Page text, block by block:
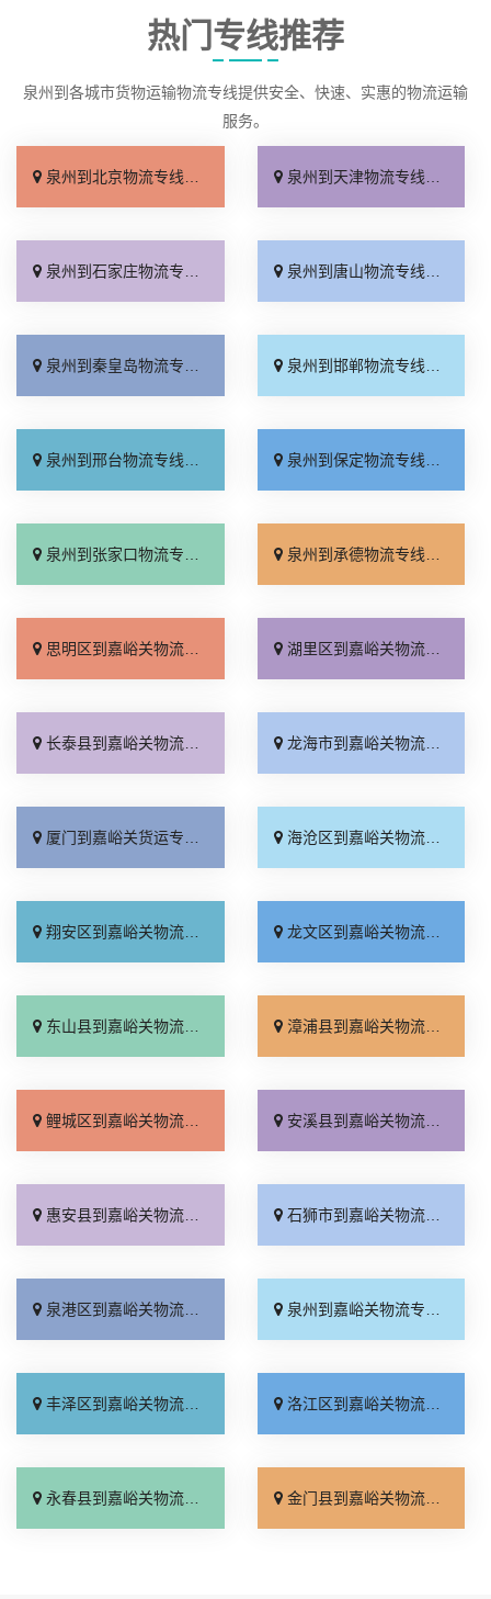
热门专线推荐
泉州到各城市货物运输物流专线提供安全、快速、实惠的物流运输
服务。
泉州到北京物流专线_专线查询「省事省心」 泉州到天津物流专线_门到门配送「上门提货」
泉州到石家庄物流专线_专业可靠「全程定位」 泉州到唐山物流专线_定点发车「整车配货」
泉州到秦皇岛物流专线_损坏理赔「专线直达」 泉州到邯郸物流专线_资质齐全「专业调车」
泉州到邢台物流专线_运保时效「多少一方」 泉州到保定物流专线_准时准点「门到门接送」
泉州到张家口物流专线_多少公里「多久时间」 泉州到承德物流专线_保证时效「价格透明」
思明区到嘉峪关物流专线_定点发车「多少一方」 湖里区到嘉峪关物流专线_损坏理赔「全程直达」
长泰县到嘉峪关物流专线_准时准点「价位合理」 龙海市到嘉峪关物流专线_一站式托运「上门提货」
厦门到嘉峪关货运专线-厦门到嘉峪关物流公司_准时准点「不随意加价」 海沧区到嘉峪关物流专线_运费多少「急你所需」
翔安区到嘉峪关物流专线_一站直达「来电咨询」 龙文区到嘉峪关物流专线_全程无虑「全境配送」
东山县到嘉峪关物流专线_损坏理赔「直达到站」 漳浦县到嘉峪关物流专线_一站直达「多年经验」
鲤城区到嘉峪关物流专线_来电咨询「直达不中转」 安溪县到嘉峪关物流专线_市县闪送「一站式托运」
惠安县到嘉峪关物流专线_定点发车「计费标准」 石狮市到嘉峪关物流专线_一站直达「全程无虑」
泉港区到嘉峪关物流专线_几天到达「直达不中转」 泉州到嘉峪关物流专线_上门提货「保证时效」
丰泽区到嘉峪关物流专线_准时准点「运价查询」 洛江区到嘉峪关物流专线_专业可靠「高效快运」
永春县到嘉峪关物流专线_收费标准「上门取件」 金门县到嘉峪关物流专线_限时必达「每日发车」